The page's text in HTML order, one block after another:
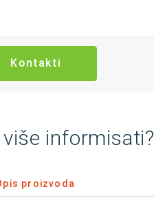
Kontakti
informisati?
proizvoda